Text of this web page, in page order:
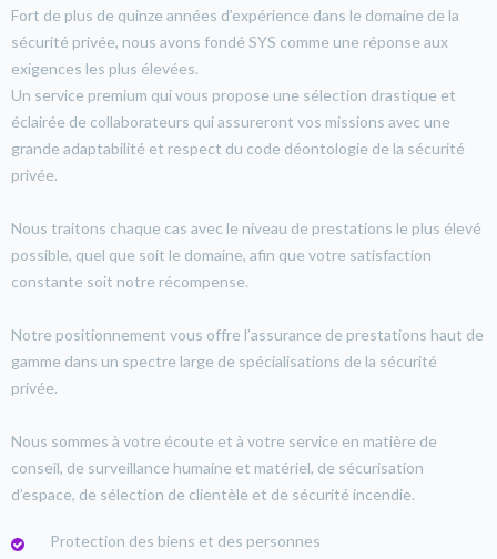
Fort de plus de quinze années d’expérience dans le domaine de la
sécurité privée, nous avons fondé SYS comme une réponse aux
exigences les plus élevées.
Un service premium qui vous propose une sélection drastique et
éclairée de collaborateurs qui assureront vos missions avec une
grande adaptabilité et respect du code déontologie de la sécurité
privée.
Nous traitons chaque cas avec le niveau de prestations le plus élevé
possible, quel que soit le domaine, afin que votre satisfaction
constante soit notre récompense.
Notre positionnement vous offre l’assurance de prestations haut de
gamme dans un spectre large de spécialisations de la sécurité
privée.
Nous sommes à votre écoute et à votre service en matière de
conseil, de surveillance humaine et matériel, de sécurisation
d’espace, de sélection de clientèle et de sécurité incendie.
Protection des biens et des personnes